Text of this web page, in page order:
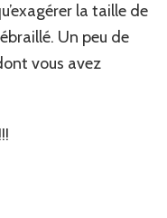
la taille de
Un peu de
vous avez